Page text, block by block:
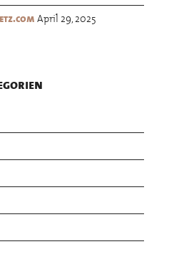
April 29, 2025